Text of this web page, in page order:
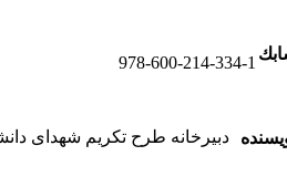
978-600-214-334-1
دبیرخانه طرح تکریم شهدای